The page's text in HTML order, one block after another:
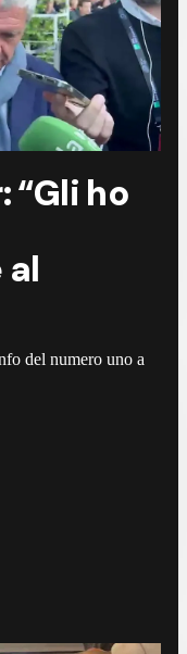
“Gli ho
del numero uno a